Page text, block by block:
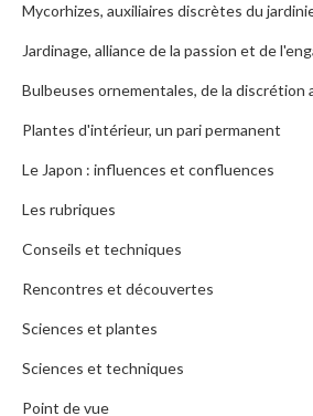
Mycorhizes, auxiliaires discrètes du
Jardinage, alliance de la passion et de
Bulbeuses ornementales, de la discrétion
Plantes d'intérieur, un pari permanent
Le Japon : influences et confluences
Les rubriques
Conseils et techniques
Rencontres et découvertes
Sciences et plantes
Sciences et techniques
Point de vue